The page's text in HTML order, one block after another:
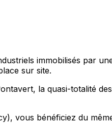
immobilisés par
sur site.
la quasi-totalité
vous bénéficiez du